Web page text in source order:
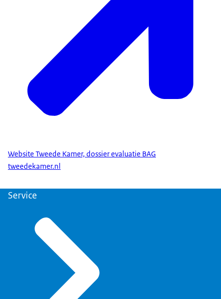
Website Tweede Kamer, dossier evaluatie BAG
tweedekamer.nl
Service